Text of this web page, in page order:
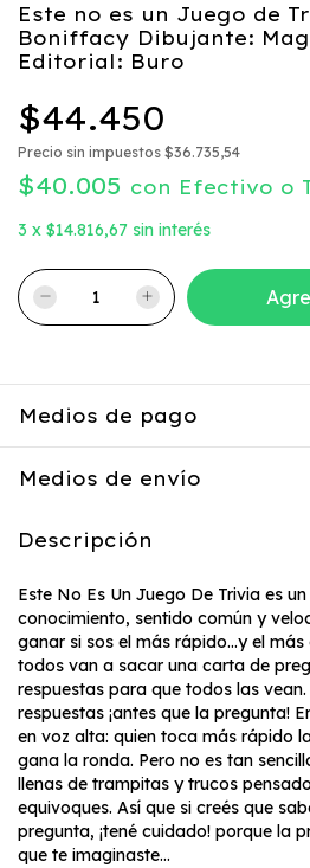
Este no es un Juego de
Boniffacy Dibujante:
Editorial: Buro
$44.450
Precio sin impuestos $36.735,54
$40.005 con Efectivo o
3 x $14.816,67 sin interés
Medios de pago
Medios de envío
Descripción
Este No Es Un Juego De Trivia es
conocimiento, sentido común y
ganar si sos el más rápido…y el
todos van a sacar una carta de
respuestas para que todos las
respuestas ¡antes que la pregunta!
en voz alta: quien toca más rápido
gana la ronda. Pero no es tan
llenas de trampitas y trucos
equivoques. Así que si creés que
pregunta, ¡tené cuidado! porque la
que te imaginaste...